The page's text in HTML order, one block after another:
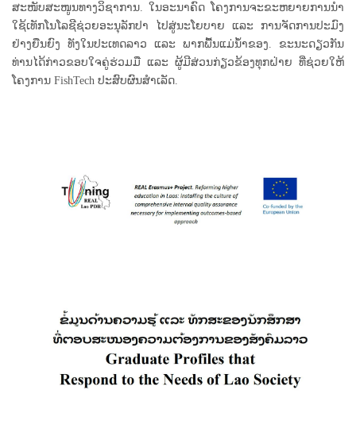
ສະໜັບສະໜູນທາງວິຊາການ. ໃນອະນາຄົດ ໂຄງການຈະຂະຫຍາຍການນຳ
ໃຊ້ເທັກໂນໂລຊີຊ່ວຍອະນຸລັກປາ ໄປສູ່ນະໂຍບາຍ ແລະ ການຈັດການປະມົງ
ຢ່າງຍືນຍົງ ທັງໃນປະເທດລາວ ແລະ ພາກພື້ນແມ່ນ້ຳຂອງ. ຂະນະດຽວກັນ
ທ່ານໄດ້ກ່າວຂອບໃຈຄູ່ຮ່ວມມື ແລະ ຜູ້ມີສ່ວນກ່ຽວຂ້ອງທຸກຝ່າຍ ທີ່ຊ່ວຍໃຫ້
ໂຄງການ FishTech ປະສົບຜົນສຳເລັດ.